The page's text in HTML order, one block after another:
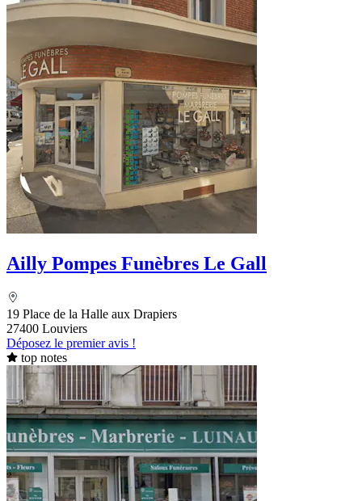
Ailly Pompes Funèbres Le Gall
19 Place de la Halle aux Drapiers
27400 Louviers
Déposez le premier avis !
top notes